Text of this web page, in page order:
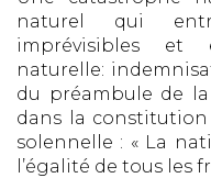
naturel qui
imprévisibles et
naturelle:
du préambule de
dans la constitution
solennelle : « La
l’égalité de tous les